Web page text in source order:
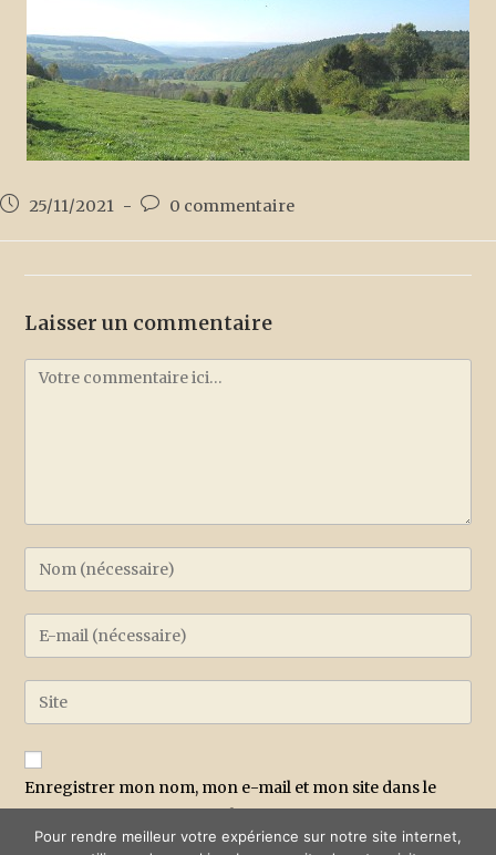
25/11/2021 0 commentaire
Laisser un commentaire
Enregistrer mon nom, mon e-mail et mon site dans le
navigateur pour mon prochain commentaire.
Pour rendre meilleur votre expérience sur notre site internet,